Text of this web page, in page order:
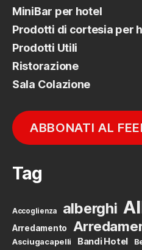
MiniBar per hotel
Prodotti di cortesia per
Prodotti Utili
Ristorazione
Sala Colazione
ABBONATI AL
Tag
Accoglienza alberghi
Arredamento
Asciugacapelli Bandi Hotel